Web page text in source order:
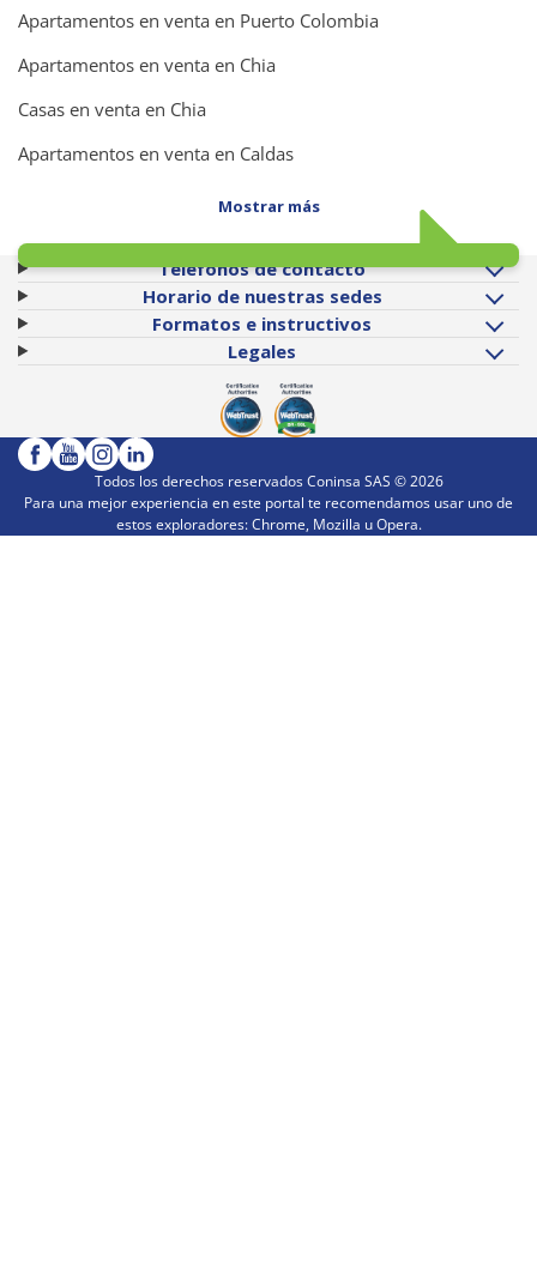
Apartamentos en venta en Puerto Colombia
Apartamentos en venta en Chia
Casas en venta en Chia
Apartamentos en venta en Caldas
Mostrar más
Teléfonos de contacto
Horario de nuestras sedes
Formatos e instructivos
Legales
Todos los derechos reservados Coninsa SAS ©2026
Para una mejor experiencia en este portal te recomendamos usar uno de
estos exploradores: Chrome, Mozilla u Opera.